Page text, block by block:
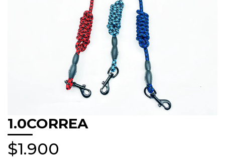
1.0CORREA
$1.900